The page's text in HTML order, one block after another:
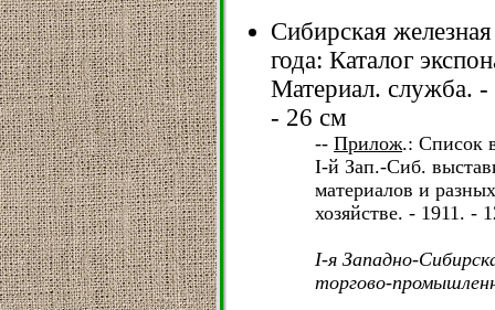
Сибирская
года: Каталог
Материал. служба.
- 26 см
-- Прилож.: Список
I-й Зап.-Сиб.
материалов и
хозяйстве. - 1911. -
I-я Западно-
торгово-